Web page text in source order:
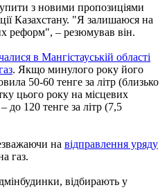
з новими пропозиціями
Казахстану. "Я залишаюся на
реформ", – резюмував він.
в Мангістауській області
. Якщо минулого року його
50-60 тенге за літр (близько
цього року на місцевих
до 120 тенге за літр (7,5
на відправлення уряду
газ.
відбирають у